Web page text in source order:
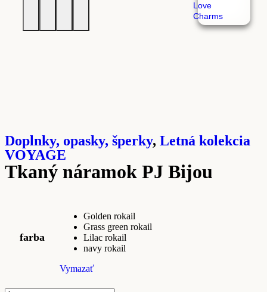
Love
Charms
Doplnky, opasky, šperky, Letná kolekcia
VOYAGE
Tkaný náramok PJ Bijou
farba
Golden rokail
Grass green rokail
Lilac rokail
navy rokail
Vymazať